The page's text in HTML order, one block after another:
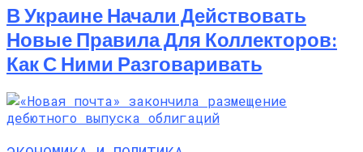
В Украине Начали Действовать
Новые Правила Для Коллекторов:
Как С Ними Разговаривать